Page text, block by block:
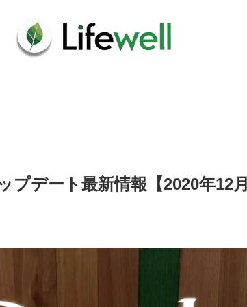
プデート最新情報【2020年12